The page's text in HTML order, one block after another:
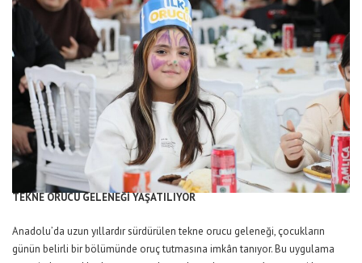
TEKNE ORUCU GELENEĞİ YAŞATILIYOR
Anadolu’da uzun yıllardır sürdürülen tekne orucu geleneği, çocukların
günün belirli bir bölümünde oruç tutmasına imkân tanıyor. Bu uygulama